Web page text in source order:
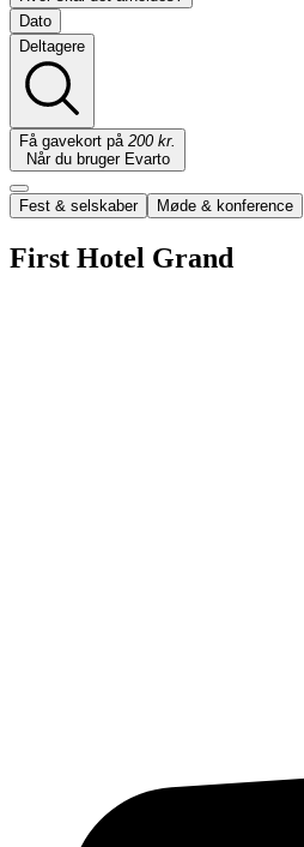
Dato
Deltagere
Få gavekort på 200 kr.
Når du bruger Evarto
Fest & selskaber Møde & konference
First Hotel Grand